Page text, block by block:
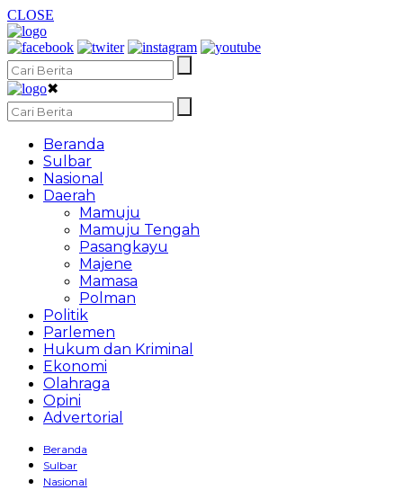
CLOSE
✖
Beranda
Sulbar
Nasional
Daerah
Mamuju
Mamuju Tengah
Pasangkayu
Majene
Mamasa
Polman
Politik
Parlemen
Hukum dan Kriminal
Ekonomi
Olahraga
Opini
Advertorial
Beranda
Sulbar
Nasional